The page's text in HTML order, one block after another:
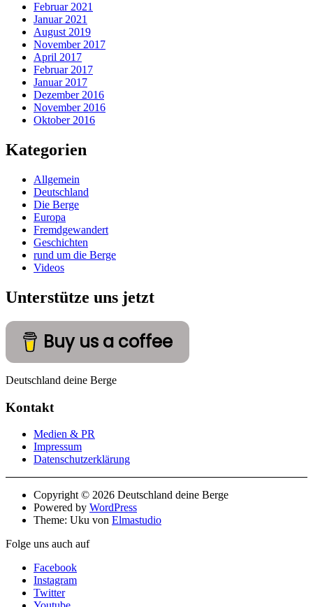
Februar 2021
Januar 2021
August 2019
November 2017
April 2017
Februar 2017
Januar 2017
Dezember 2016
November 2016
Oktober 2016
Kategorien
Allgemein
Deutschland
Die Berge
Europa
Fremdgewandert
Geschichten
rund um die Berge
Videos
Unterstütze uns jetzt
Buy us a coffee
Deutschland deine Berge
Kontakt
Medien & PR
Impressum
Datenschutzerklärung
Copyright © 2026 Deutschland deine Berge
Powered by WordPress
Theme: Uku von Elmastudio
Folge uns auch auf
Facebook
Instagram
Twitter